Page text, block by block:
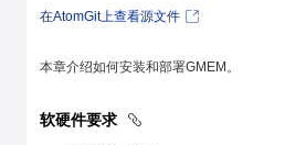
在AtomGit上查看源文件
本章介绍如何安装和部署GMEM。
软硬件要求